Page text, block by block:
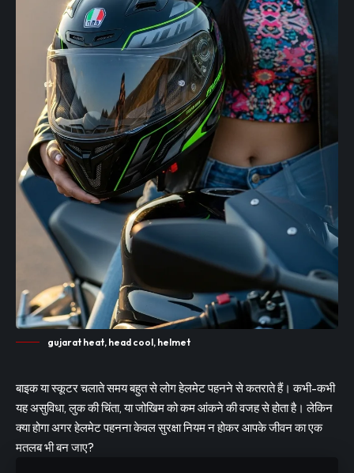
gujarat heat, head cool, helmet
बाइक या स्कूटर चलाते समय बहुत से लोग हेलमेट पहनने से कतराते हैं। कभी-कभी
यह असुविधा, लुक की चिंता, या जोखिम को कम आंकने की वजह से होता है। लेकिन
क्या होगा अगर हेलमेट पहनना केवल सुरक्षा नियम न होकर आपके जीवन का एक
मतलब भी बन जाए?